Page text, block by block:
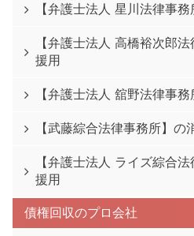
【弁護士法人 星川法律事
【弁護士法人 高橋裕次郎
援用
【弁護士法人 舘野法律事
【武藤綜合法律事務所】の
【弁護士法人 ライズ綜合
援用
債権回収のプロ会社